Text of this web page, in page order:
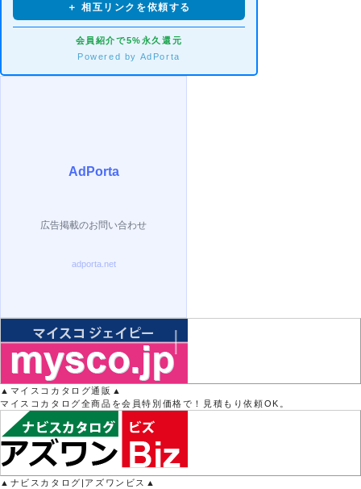
＋ 相互リンクを依頼する
会員紹介で5%永久還元
Powered by AdPorta
▲マイスコカタログ通販▲
マイスコカタログ全商品を会員特別価格で！見積もり依頼OK。
▲ナビスカタログ|アズワンビス▲